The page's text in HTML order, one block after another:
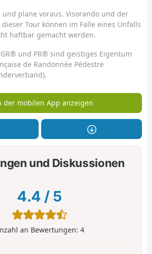
und plane voraus. Visorando und der
Tour können im Falle eines Unfalls
haftbar gemacht werden.
und PR® sind geistiges Eigentum
de Randonnée Pédestre
der mobilen App anzeigen
und Diskussionen
4.4 / 5
an Bewertungen: 4